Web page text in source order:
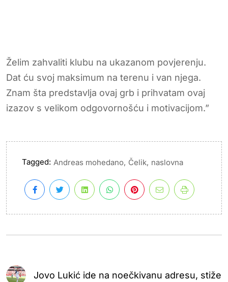
Želim zahvaliti klubu na ukazanom povjerenju.
Dat ću svoj maksimum na terenu i van njega.
Znam šta predstavlja ovaj grb i prihvatam ovaj
izazov s velikom odgovornošću i motivacijom.”
Tagged: Andreas mohedano, Čelik, naslovna
Jovo Lukić ide na noečkivanu adresu, stiže